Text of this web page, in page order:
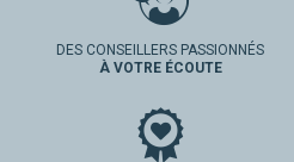
DES CONSEILLERS PASSIONNÉS
À VOTRE ÉCOUTE